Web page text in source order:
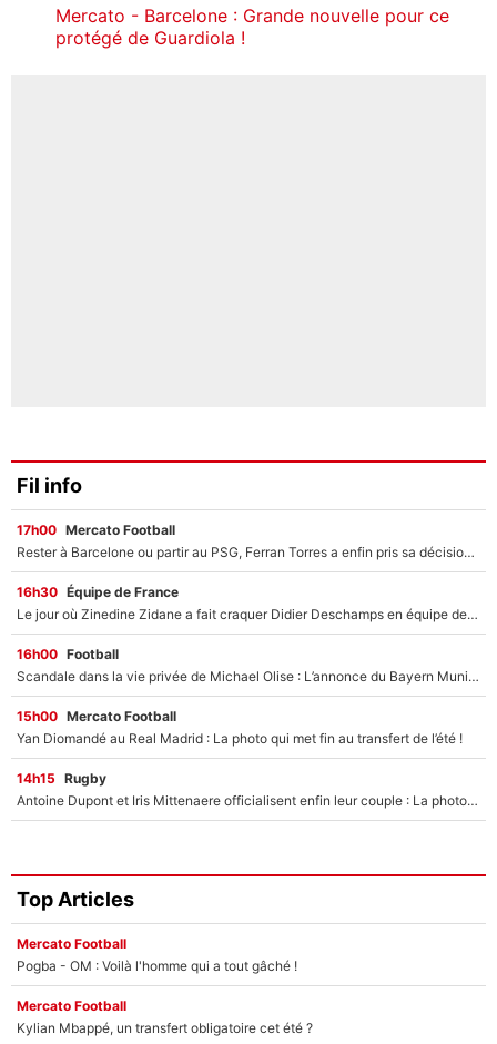
Mercato - Barcelone : Grande nouvelle pour ce
protégé de Guardiola !
Fil info
17h00 Mercato Football
Rester à Barcelone ou partir au PSG, Ferran Torres a enfin pris sa décision : La course contre la montre est lancée !
16h30 Équipe de France
Le jour où Zinedine Zidane a fait craquer Didier Deschamps en équipe de France : «Je m’en suis voulu», l’ancien sélectionneur a regretté son geste !
16h00 Football
Scandale dans la vie privée de Michael Olise : L’annonce du Bayern Munich sur son enfant caché
15h00 Mercato Football
Yan Diomandé au Real Madrid : La photo qui met fin au transfert de l’été !
14h15 Rugby
Antoine Dupont et Iris Mittenaere officialisent enfin leur couple : La photo qui enflamme les réseaux sociaux
Top Articles
Mercato Football
Pogba - OM : Voilà l'homme qui a tout gâché !
Mercato Football
Kylian Mbappé, un transfert obligatoire cet été ?